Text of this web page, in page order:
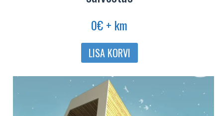
0€+ km
LISA KORVI